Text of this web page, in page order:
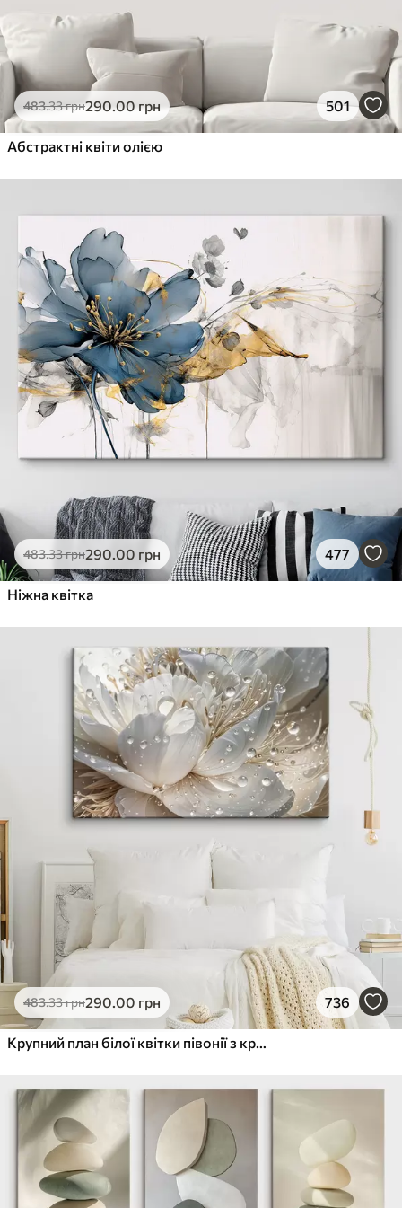
483.33грн290.00грн 501
Абстрактні квіти олією
483.33грн290.00 грн 477
Ніжна квітка
483.33грн290.00 грн 736
Крупний план білої квітки півонії з крапельками води на пелюстках на розмитому фоні